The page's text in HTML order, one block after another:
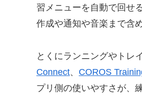
習メニューを自動で回せ
作成や通知や音楽まで含
とくにランニングやトレ
Connect、 COROS
プリ側の使いやすさが、